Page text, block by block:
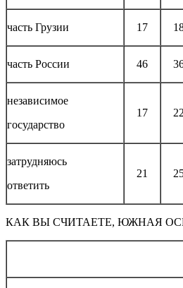
часть Грузии 17
часть России 46
независимое
государство
17 22
затрудняюсь
ответить
21
КАК ВЫ СЧИТАЕТЕ, ЮЖНАЯ